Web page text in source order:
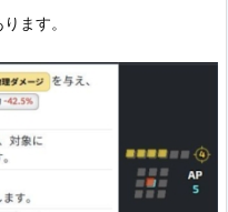
ます。